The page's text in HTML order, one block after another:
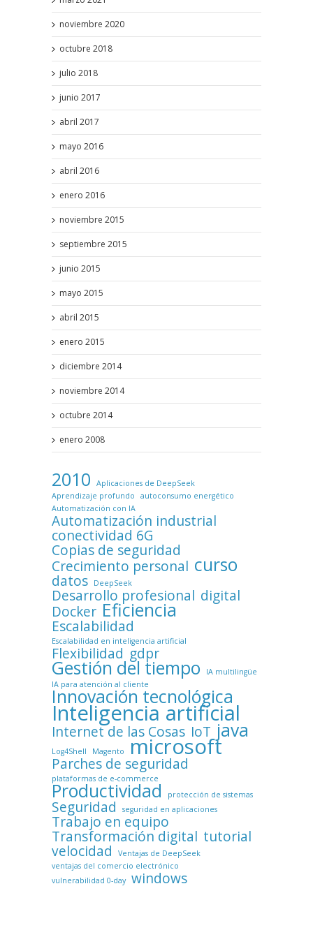
noviembre 2020
octubre 2018
julio 2018
junio 2017
abril 2017
mayo 2016
abril 2016
enero 2016
noviembre 2015
septiembre 2015
junio 2015
mayo 2015
abril 2015
enero 2015
diciembre 2014
noviembre 2014
octubre 2014
enero 2008
2010
Aplicaciones de DeepSeek
Aprendizaje profundo
autoconsumo energético
Automatización con IA
Automatización industrial
conectividad 6G
Copias de seguridad
Crecimiento personal curso
datos DeepSeek
Desarrollo profesional digital
Docker Eficiencia
Escalabilidad
Escalabilidad en inteligencia artificial
Flexibilidad gdpr
Gestión del tiempo
IA multilingüe
IA para atención al cliente
Innovación tecnológica
Inteligencia artificial
Internet de las Cosas IoT java
Log4Shell Magento microsoft
Parches de seguridad
plataformas de e-commerce
Productividad protección de sistemas
Seguridad seguridad en aplicaciones
Trabajo en equipo
Transformación digital tutorial
velocidad
Ventajas de DeepSeek
ventajas del comercio electrónico
vulnerabilidad 0-day windows